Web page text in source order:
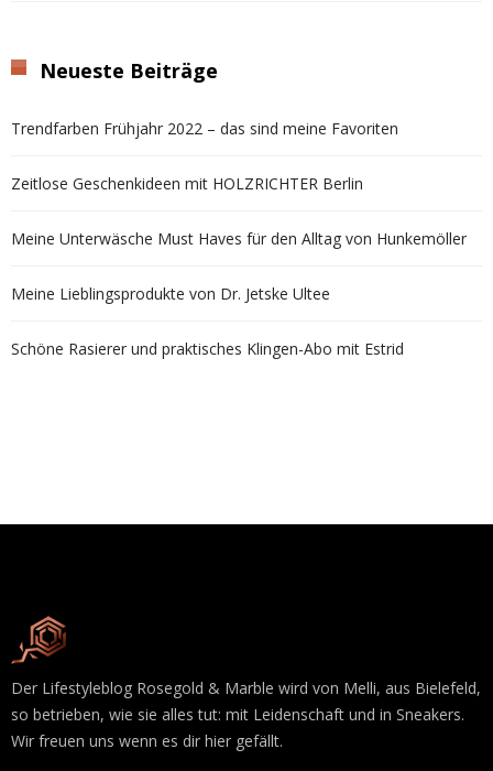
Neueste Beiträge
Trendfarben Frühjahr 2022 – das sind meine Favoriten
Zeitlose Geschenkideen mit HOLZRICHTER Berlin
Meine Unterwäsche Must Haves für den Alltag von Hunkemöller
Meine Lieblingsprodukte von Dr. Jetske Ultee
Schöne Rasierer und praktisches Klingen-Abo mit Estrid
Der Lifestyleblog Rosegold & Marble wird von Melli, aus Bielefeld,
so betrieben, wie sie alles tut: mit Leidenschaft und in Sneakers.
Wir freuen uns wenn es dir hier gefällt.